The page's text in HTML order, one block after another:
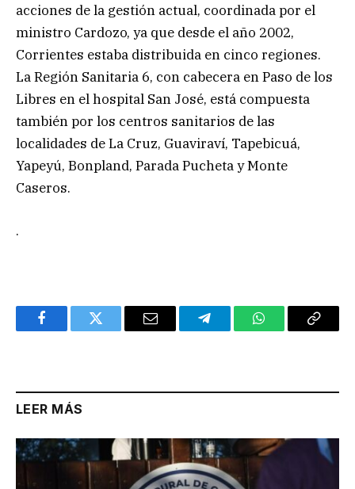
acciones de la gestión actual, coordinada por el
ministro Cardozo, ya que desde el año 2002,
Corrientes estaba distribuida en cinco regiones.
La Región Sanitaria 6, con cabecera en Paso de los
Libres en el hospital San José, está compuesta
también por los centros sanitarios de las
localidades de La Cruz, Guaviraví, Tapebicuá,
Yapeyú, Bonpland, Parada Pucheta y Monte
Caseros.
.
FacebookTwitter Email TelegramWhatsAppCopy
LEER MÁS